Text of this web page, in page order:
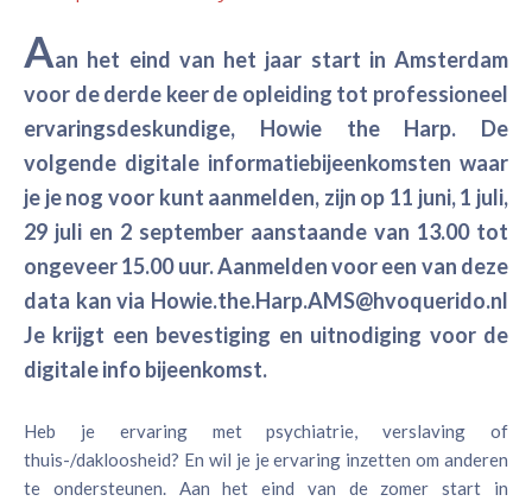
Aan het eind van het jaar start in Amsterdam
voor de derde keer de opleiding tot professioneel
ervaringsdeskundige, Howie the Harp. De
volgende digitale informatiebijeenkomsten waar
je je nog voor kunt aanmelden, zijn op 11 juni, 1 juli,
29 juli en 2 september aanstaande van 13.00 tot
ongeveer 15.00 uur. Aanmelden voor een van deze
data kan via Howie.the.Harp.AMS@hvoquerido.nl
Je krijgt een bevestiging en uitnodiging voor de
digitale info bijeenkomst.
Heb je ervaring met psychiatrie, verslaving of
thuis-/dakloosheid? En wil je je ervaring inzetten om anderen
te ondersteunen. Aan het eind van de zomer start in